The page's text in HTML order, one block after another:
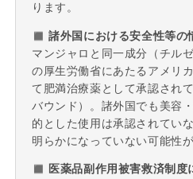
ります。
◼︎ 諸外国における安全性等の
マンジャロと同一成分（チル
の厚生労働省にあたるアメリ
て肥満治療薬として承認され
バウンド）。諸外国でも美容
的とした使用は承認されてい
明らかになっていない可能性が
◼︎ 医薬品副作用被害救済制度